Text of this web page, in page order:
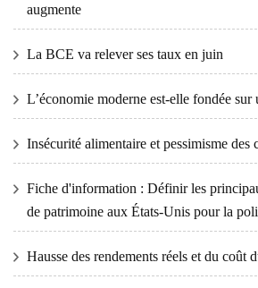
augmente
La BCE va relever ses taux en juin
L’économie moderne est-elle fondée sur
Insécurité alimentaire et pessimisme des
Fiche d'information : Définir les
de patrimoine aux États-Unis pour la
Hausse des rendements réels et du coût